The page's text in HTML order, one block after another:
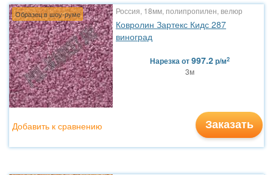
Образец в шоу-руме Россия, 18мм, полипропилен, велюр
Ковролин Зартекс Кидс 287
виноград
Нарезкаот997.2р/м2
3м
Заказать
Добавить к сравнению